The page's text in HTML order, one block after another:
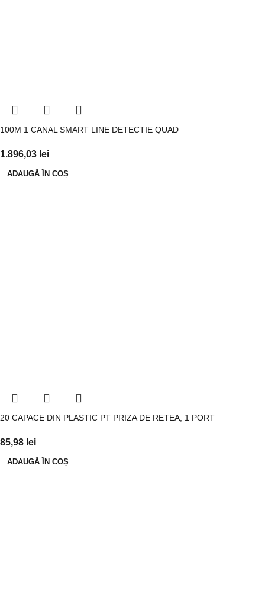
100M 1 CANAL SMART LINE DETECTIE QUAD
1.896,03 lei
ADAUGĂ ÎN COȘ
20 CAPACE DIN PLASTIC PT PRIZA DE RETEA, 1 PORT
85,98 lei
ADAUGĂ ÎN COȘ